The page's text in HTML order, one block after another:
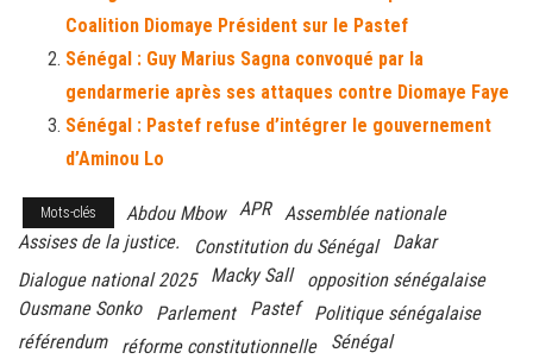
ok er er
Coalition Diomaye Président sur le Pastef
Sénégal : Guy Marius Sagna convoqué par la
gendarmerie après ses attaques contre Diomaye Faye
Sénégal : Pastef refuse d’intégrer le gouvernement
d’Aminou Lo
Mots-clés Abdou Mbow APR
Assemblée nationale
Assises de la justice.
Constitution du Sénégal
Dakar
Dialogue national 2025
Macky Sall
opposition sénégalaise
Ousmane Sonko
Parlement Pastef
Politique sénégalaise
référendum
réforme constitutionnelle Sénégal